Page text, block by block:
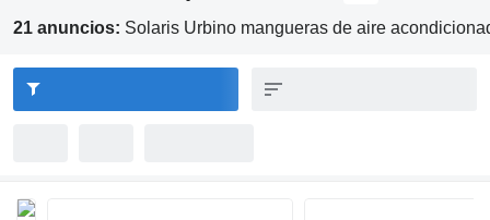
21 anuncios: Solaris Urbino mangueras de aire